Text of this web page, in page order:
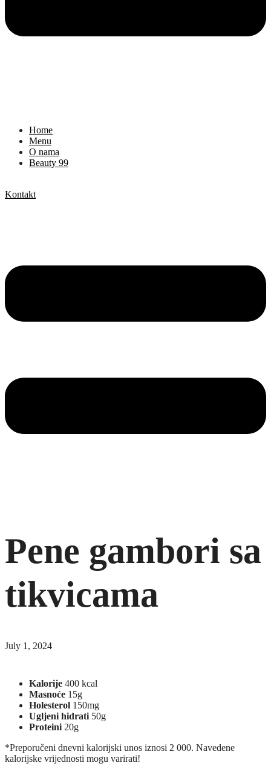
Home
Menu
O nama
Beauty 99
Kontakt
Pene gambori sa
tikvicama
July 1, 2024
Kalorije 400 kcal
Masnoće 15g
Holesterol 150mg
Ugljeni hidrati 50g
Proteini 20g
*Preporučeni dnevni kalorijski unos iznosi 2 000. Navedene
kalorijske vrijednosti mogu varirati!